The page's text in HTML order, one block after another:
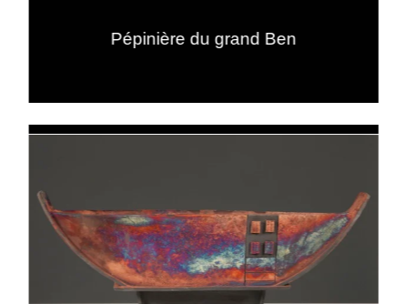
Pépinière du grand Ben